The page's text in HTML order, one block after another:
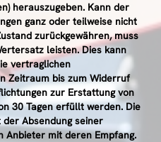
herauszugeben. Kann der
ganz oder teilweise nicht
zurückgewähren, muss
leisten. Dies kann
vertraglichen
Zeitraum bis zum Widerruf
zur Erstattung von
30 Tagen erfüllt werden. Die
Absendung seiner
mit deren Empfang.